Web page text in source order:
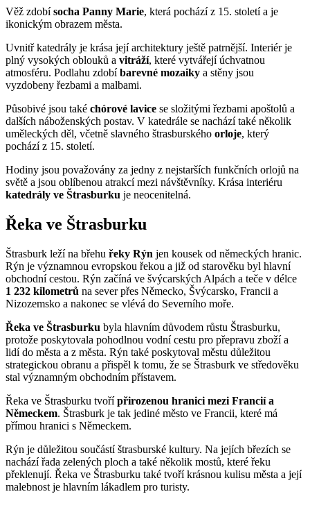
Věž zdobísocha Panny Marie, která pochází z 15. století a je
ikonickým obrazem města.
Uvnitř katedrály je krása její architektury ještě patrnější. Interiér je
plný vysokých oblouků a vitráží, které vytvářejí úchvatnou
atmosféru. Podlahu zdobíbarevné mozaiky a stěny jsou
vyzdobeny řezbami a malbami.
Působivé jsou také chórové lavice se složitými řezbami apoštolů a
dalších náboženských postav. V katedrále se nachází také několik
uměleckých děl, včetně slavného štrasburského orloje, který
pochází z 15. století.
Hodiny jsou považovány za jedny z nejstarších funkčních orlojů na
světě a jsou oblíbenou atrakcí mezi návštěvníky. Krása interiéru
katedrály ve Štrasburku je neocenitelná.
Řeka ve Štrasburku
Štrasburk leží na břehu řeky Rýn jen kousek od německých hranic.
Rýn je významnou evropskou řekou a již od starověku byl hlavní
obchodní cestou. Rýn začíná ve švýcarských Alpách a teče v délce
1 232 kilometrů na sever přes Německo, Švýcarsko, Francii a
Nizozemsko a nakonec se vlévá do Severního moře.
Řeka ve Štrasburku byla hlavním důvodem růstu Štrasburku,
protože poskytovala pohodlnou vodní cestu pro přepravu zboží a
lidí do města a z města. Rýn také poskytoval městu důležitou
strategickou obranu a přispěl k tomu, že se Štrasburk ve středověku
stal významným obchodním přístavem.
Řeka ve Štrasburku tvořípřirozenou hranici mezi Francií a
Německem. Štrasburk je tak jediné město ve Francii, které má
přímou hranici s Německem.
Rýn je důležitou součástí štrasburské kultury. Na jejích březích se
nachází řada zelených ploch a také několik mostů, které řeku
překlenují. Řeka ve Štrasburku také tvoří krásnou kulisu města a její
malebnost je hlavním lákadlem pro turisty.